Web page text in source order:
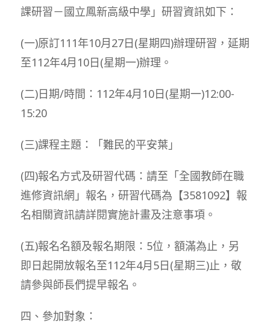
課研習－國立鳳新高級中學」研習資訊如下：
(一)原訂111年10月27日(星期四)辦理研習，延期
至112年4月10日(星期一)辦理。
(二)日期/時間：112年4月10日(星期一)12:00-
15:20
(三)課程主題：「難民的平安葉」
(四)報名方式及研習代碼：請至「全國教師在職
進修資訊網」報名，研習代碼為【3581092】報
名相關資訊請詳閱實施計畫及注意事項。
(五)報名名額及報名期限：5位，額滿為止，另
即日起開放報名至112年4月5日(星期三)止，敬
請參與師長們提早報名。
四、參加對象：